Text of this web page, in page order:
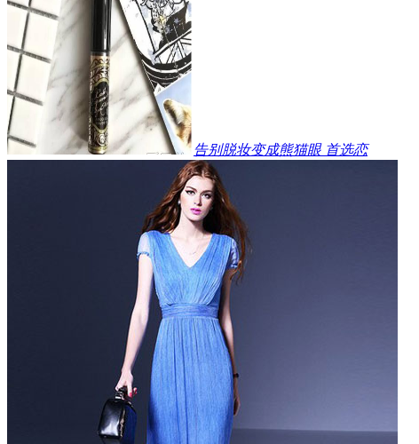
告别脱妆变成熊猫眼 首选恋